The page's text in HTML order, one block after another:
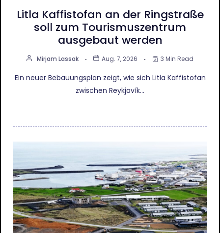
Litla Kaffistofan an der Ringstraße
soll zum Tourismuszentrum
ausgebaut werden
Mirjam Lassak Aug. 7, 2026 3 Min Read
Ein neuer Bebauungsplan zeigt, wie sich Litla Kaffistofan
zwischen Reykjavík…